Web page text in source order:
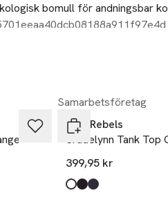
bomull för andningsbar
med förstärkt slägga och resåbåg
med neutrala chinos eller mörk
i övergångsvär och avsluta med
avskalade stilen.
100 % ekologisk bomull.
Samarbetsföretag
Soft Rebels
Sradelynn Tank Top
399,95 kr
Produkten finns i
snow white
black,
total eclipse